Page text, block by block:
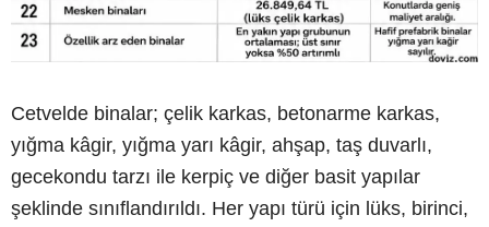
Cetvelde binalar; çelik karkas, betonarme karkas,
yığma kâgir, yığma yarı kâgir, ahşap, taş duvarlı,
gecekondu tarzı ile kerpiç ve diğer basit yapılar
şeklinde sınıflandırıldı. Her yapı türü için lüks, birinci,